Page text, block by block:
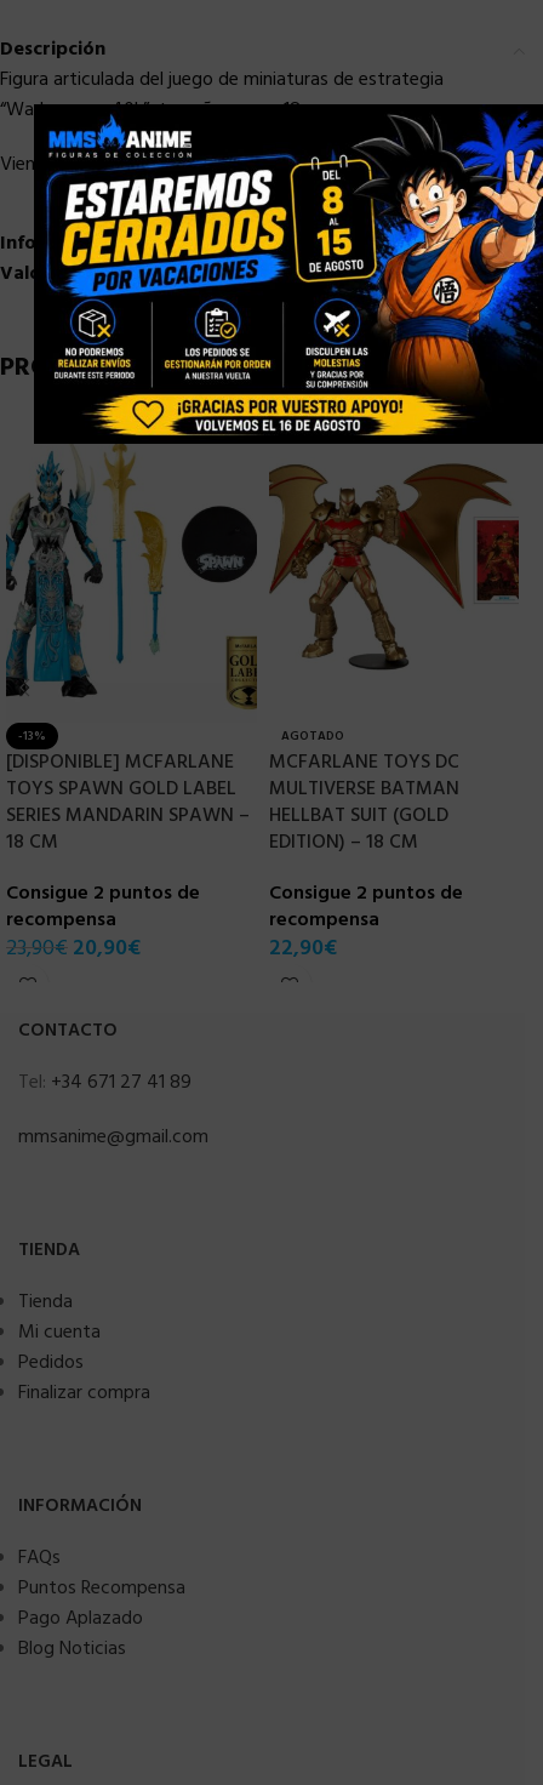
Descripción
Figura articulada del juego de miniaturas de estrategia
“Warhammer 40k”, tamaño aprox. 18 cm.
Viene en una caja con ventana.
Información adicional
Valoraciones (0)
PRODUCTOS RELACIONADOS
-13%
[DISPONIBLE] MCFARLANE
TOYS SPAWN GOLD LABEL
SERIES MANDARIN SPAWN –
18 CM
Consigue 2 puntos de
recompensa
23,90€ 20,90€
AGOTADO
MCFARLANE TOYS DC
MULTIVERSE BATMAN
HELLBAT SUIT (GOLD
EDITION) – 18 CM
Consigue 2 puntos de
recompensa
22,90€
CONTACTO
Tel: +34 671 27 41 89
mmsanime@gmail.com
TIENDA
Tienda
Mi cuenta
Pedidos
Finalizar compra
INFORMACIÓN
FAQs
Puntos Recompensa
Pago Aplazado
Blog Noticias
LEGAL
×